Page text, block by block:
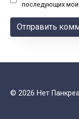
последующих
© 2026 Нет